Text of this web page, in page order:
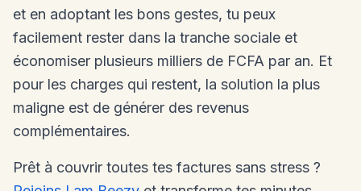
et en adoptant les bons gestes, tu peux
facilement rester dans la tranche sociale et
économiser plusieurs milliers de FCFA par an. Et
pour les charges qui restent, la solution la plus
maligne est de générer des revenus
complémentaires.
Prêt à couvrir toutes tes factures sans stress ?